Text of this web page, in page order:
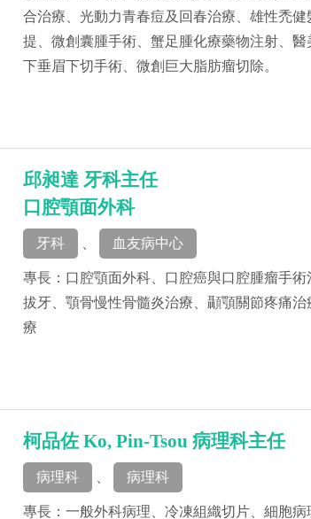
合治療、光動力青春痘及回春治療、雄性禿
提、微創囊腫手術、蟹足腫化療藥物注射、
下垂眉下切手術、微創巨大脂肪瘤切除。
邱昶達 牙科主任
口腔顎面外科
牙科 血友病中心
專長：口腔顎面外科、口腔癌與口腔腫瘤手
拔牙、顎骨慢性骨髓炎治療、顳顎關節疼痛
療
柯品佐 Ko, Pin-Tsou 病理科主任
病理科 病理科
專長：一般外科病理、冷凍組織切片、細胞